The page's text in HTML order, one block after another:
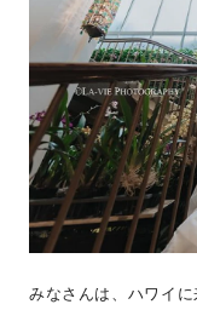
みなさんは、ハワイ